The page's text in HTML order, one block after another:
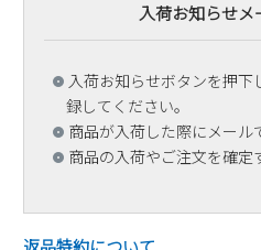
入荷お知らせメ
入荷お知らせボタンを押下
録してください。
商品が入荷した際にメール
商品の入荷やご注文を確定